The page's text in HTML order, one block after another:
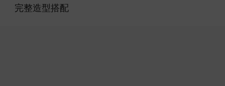
完整造型搭配